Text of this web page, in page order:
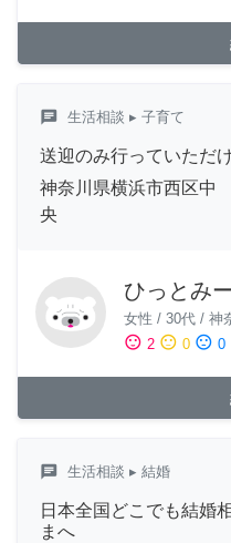
chat 生活相談 ▸ 子育て
送迎のみ行っていただ
神奈川県横浜市西区中
央
ひっとみ
女性 / 30代 / 神
sentiment_satisfied 2 sentiment_neutral 0 sentiment_dissatisfied 0
chat 生活相談 ▸ 結婚
日本全国どこでも結婚
まへ